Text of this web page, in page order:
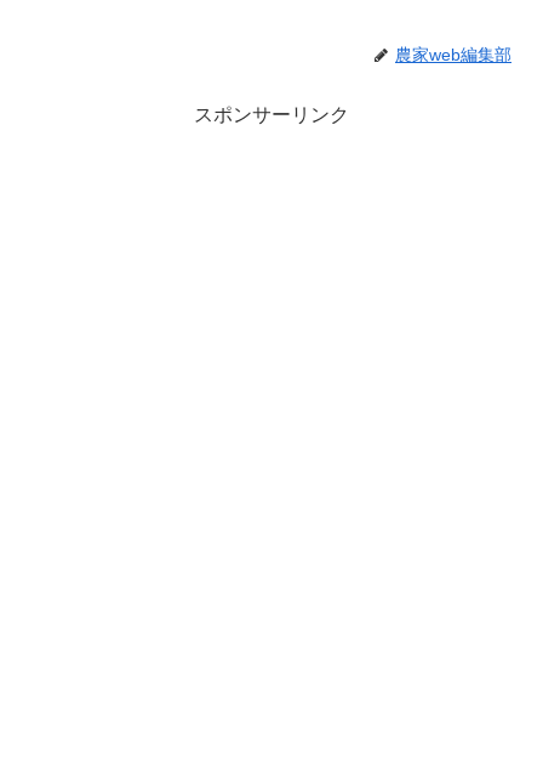
農家web編集部
スポンサーリンク